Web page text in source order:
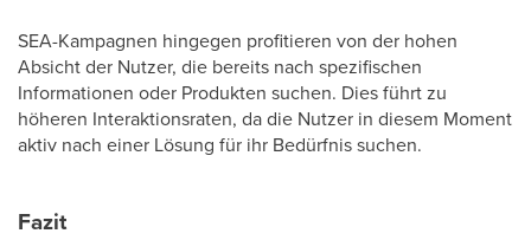
SEA-Kampagnen hingegen profitieren von der hohen
Absicht der Nutzer, die bereits nach spezifischen
Informationen oder Produkten suchen. Dies führt zu
höheren Interaktionsraten, da die Nutzer in diesem Moment
aktiv nach einer Lösung für ihr Bedürfnis suchen.
Fazit